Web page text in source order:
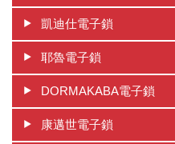
凱迪仕電子鎖
耶魯電子鎖
DORMAKABA電子鎖
康邁世電子鎖